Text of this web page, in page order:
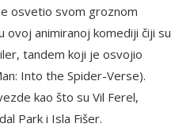
osvetio svom groznom
ovoj animiranoj komediji čiji su
tandem koji je osvojio
Into the Spider-Verse).
kao što su Vil Ferel,
Park i Isla Fišer.